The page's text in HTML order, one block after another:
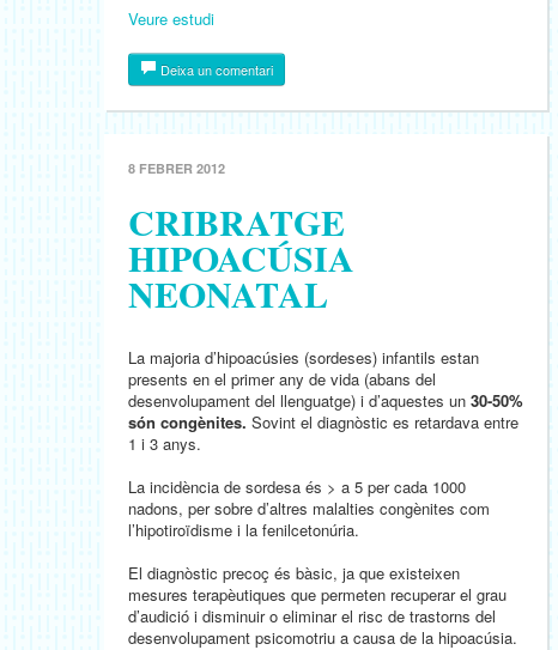
Veure estudi
Deixa un comentari
8 FEBRER 2012
CRIBRATGE
HIPOACÚSIA
NEONATAL
La majoria d’hipoacúsies (sordeses) infantils estan
presents en el primer any de vida (abans del
desenvolupament del llenguatge) i d’aquestes un 30-50%
són congènites. Sovint el diagnòstic es retardava entre
1 i 3 anys.
La incidència de sordesa és > a 5 per cada 1000
nadons, per sobre d’altres malalties congènites com
l’hipotiroïdisme i la fenilcetonúria.
El diagnòstic precoç és bàsic, ja que existeixen
mesures terapèutiques que permeten recuperar el grau
d’audició i disminuir o eliminar el risc de trastorns del
desenvolupament psicomotriu a causa de la hipoacúsia.